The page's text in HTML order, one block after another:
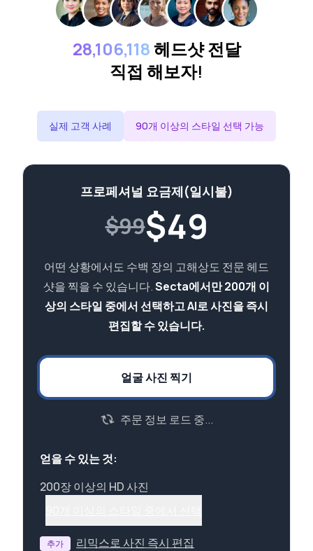
28,106,118헤드샷 전달
직접 해보자!
실제 고객 사례 90개 이상의 스타일 선택 가능
프로페셔널 요금제(일시불)
$99$49
어떤 상황에서도 수백 장의 고해상도 전문 헤드
샷을 찍을 수 있습니다.Secta에서만 200개 이
상의 스타일 중에서 선택하고 AI로 사진을 즉시
편집할 수 있습니다.
얼굴 사진 찍기
주문 정보 로드 중...
얻을 수 있는 것:
200장 이상의 HD 사진
추가
리믹스로 사진 즉시 편집